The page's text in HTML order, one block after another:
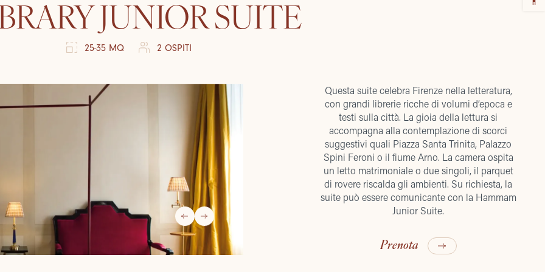
JUNIOR SUITE
25-35 MQ 2 OSPITI
Questa suite celebra Firenze nella letteratura,
con grandi librerie ricche di volumi d’epoca e
testi sulla città. La gioia della lettura si
accompagna alla contemplazione di scorci
suggestivi quali Piazza Santa Trinita, Palazzo
Spini Feroni o il fiume Arno. La camera ospita
un letto matrimoniale o due singoli, il parquet
di rovere riscalda gli ambienti. Su richiesta, la
suite può essere comunicante con la Hammam
Junior Suite.
Prenota